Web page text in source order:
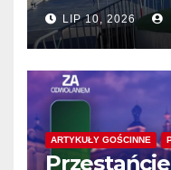
LIP 10, 2026
ARTYKUŁY GOŚCINNE